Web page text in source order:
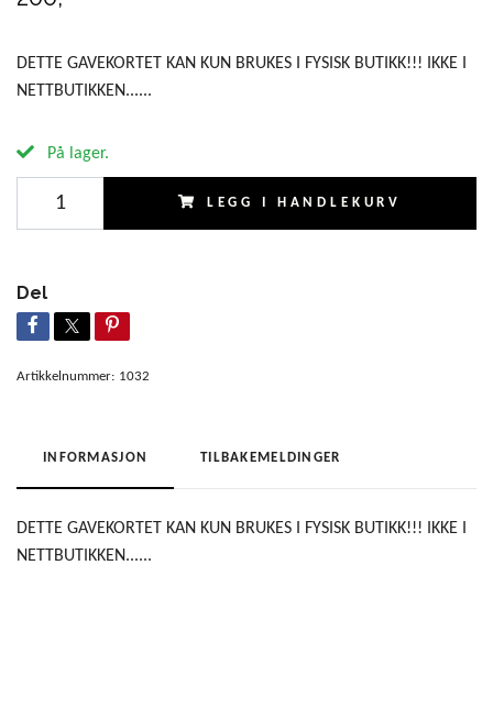
DETTE GAVEKORTET KAN KUN BRUKES I FYSISK BUTIKK!!! IKKE I
NETTBUTIKKEN......
På lager.
LEGG I HANDLEKURV
Del
Artikkelnummer: 1032
INFORMASJON TILBAKEMELDINGER
DETTE GAVEKORTET KAN KUN BRUKES I FYSISK BUTIKK!!! IKKE I
NETTBUTIKKEN......